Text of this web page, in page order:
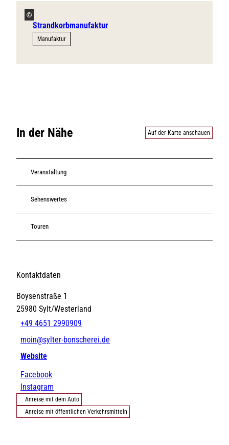
©
Strandkorbmanufaktur
Manufaktur
In der Nähe Auf der Karte anschauen
Veranstaltung
Sehenswertes
Touren
Kontaktdaten
Boysenstraße 1
25980 Sylt/Westerland
+49 4651 2990909
moin@sylter-bonscherei.de
Website
Facebook
Instagram
Anreise mit dem Auto
Anreise mit öffentlichen Verkehrsmitteln